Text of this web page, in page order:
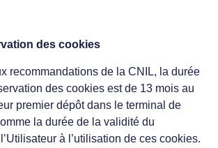
des cookies
recommandations de la CNIL, la durée
des cookies est de 13 mois au
premier dépôt dans le terminal de
la durée de la validité du
à l’utilisation de ces cookies.